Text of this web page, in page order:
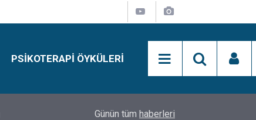
PSIKOTERAPI ÖYKÜLERI
Simon Says Dikkat Programı Nedir?
Günün tüm haberleri